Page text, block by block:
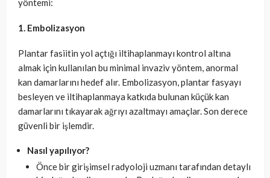
yöntemi:
1. Embolizasyon
Plantar fasiitin yol açtığı iltihaplanmayı kontrol altına
almak için kullanılan bu minimal invaziv yöntem, anormal
kan damarlarını hedef alır. Embolizasyon, plantar fasyayı
besleyen ve iltihaplanmaya katkıda bulunan küçük kan
damarlarını tıkayarak ağrıyı azaltmayı amaçlar. Son derece
güvenli bir işlemdir.
Nasıl yapılıyor?
Önce bir girişimsel radyoloji uzmanı tarafından detaylı